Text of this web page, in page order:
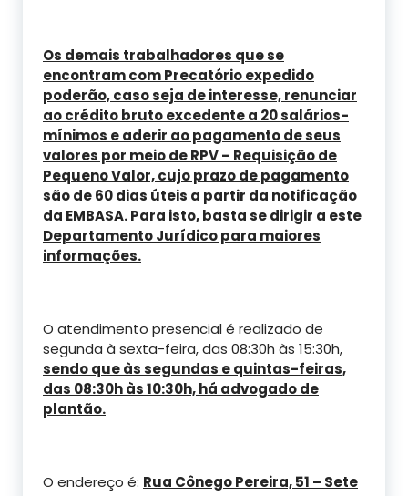
Os demais trabalhadores que se
encontram com Precatório expedido
poderão, caso seja de interesse, renunciar
ao crédito bruto excedente a 20 salários-
mínimos e aderir ao pagamento de seus
valores por meio de RPV – Requisição de
Pequeno Valor, cujo prazo de pagamento
são de 60 dias úteis a partir da notificação
da EMBASA. Para isto, basta se dirigir a este
Departamento Jurídico para maiores
informações.
O atendimento presencial é realizado de
segunda à sexta-feira, das 08:30h às 15:30h,
sendo que às segundas e quintas-feiras,
das 08:30h às 10:30h, há advogado de
plantão.
O endereço é: Rua Cônego Pereira, 51 – Sete